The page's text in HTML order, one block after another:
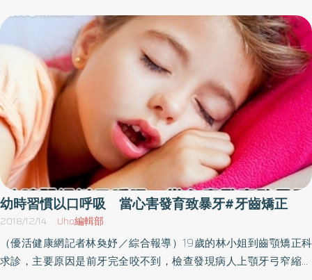
者的恢復期及療程皆需拉長，生活品質往往倍受影響。3D數位精準
植牙可同步製作假牙 術後無縫接軌宋旻怡說明，數位精準植牙必須
先取得病人顏面跟口腔的影像，事先以電腦規劃植牙位置與深度，
再以3D軟體模擬假牙位置；最後將假牙立體圖重疊至臉部，確認與
病人臉型是否吻合，如果吻合，便可同步製作臨時假牙。精準數位
植牙的治療主要運用在植牙範圍與誤差值大如全口、門牙等不可預
測度高的位置。透過數位導航機可協助醫師準確判斷牙根位置，提
高牙根植入的精準度。讓病人在人工牙根植入後、正式假牙植入
前，就有臨時假牙使用，順利度過植牙後的過渡期。宋旻怡表示，
現今植牙的方式相當多元，有植牙需求的民眾應在術前接受全面性
評估，與醫師討論適合自己的治療方式，同時也提醒植牙患者，術
後仍要維持良好的口腔衛生習慣，才能讓治療成果長久陪伴自己，
免於缺牙不便。
到了年終該如何使用，網友各自有不同的想法，有的添購新衣、家
用品、3C產品，也有不少人選擇投資自己的美麗。拿年終投資自
己 從打理自己的門面開始知名論壇上近日出現了不少關於「年終
獎金如何花？」的討論串，不少人選擇儲蓄、還貸款或是投資理
財，也有許多人拿來買車、換手機、添購家具好過年，但也陸陸續
續出現了「投資自我」的選項，不少上班族回應，除了基本的置裝
外，更想好好打理自己的門面，讓自己在新的一年能煥然一新，因
此除了打電波拉皮、皮秒雷射、抽脂外，加上近年民眾對牙齒美觀
的意識抬頭，所以連牙齒矯正也上榜。在這職場重視外表體面度的
時代，不論工商求職或是業務工作，除了展現自我的專業度外還必
須講究外在給人的觀感，第一眼讓人看得順眼，多少能有較大的機
會及好印象。像是「牙齒」就是一個人很重要的門面之一，也因此
牙齒矯正話題永遠是網路熱搜字，加上近年詢問度很高的隱形矯
正，讓國人對牙齒矯正的接受度更加提昇，甚至出現不少二次矯正
的民眾，想藉著年終把牙齒門面翻修，比例之高，甚至與過往榜上
幼時習慣以口呼吸 當心害發育致暴牙#牙齒矯正
2018/12/14 Uho編輯部
（優活健康網記者林奐妤／綜合報導）19歲的林小姐到齒顎矯正科
求診，主要原因是前牙完全咬不到，檢查發現病人上顎牙弓窄縮且